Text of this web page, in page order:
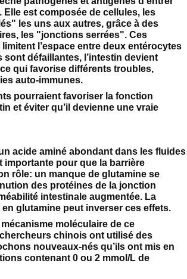
Elle est composée de cellules, les
les uns aux autres, grâce à des
les "jonctions serrées". Ces
l’espace entre deux entérocytes
sont défaillantes, l’intestin devient
qui favorise différents troubles,
auto-immunes.
pourraient favoriser la fonction
et éviter qu’il devienne une vraie
acide aminé abondant dans les fluides
importante pour que la barrière
rôle: un manque de glutamine se
des protéines de la jonction
intestinale augmentée. La
glutamine peut inverser ces effets.
moléculaire de ce
chinois ont utilisé des
nouveaux-nés qu’ils ont mis en
contenant 0 ou 2 mmol/L de